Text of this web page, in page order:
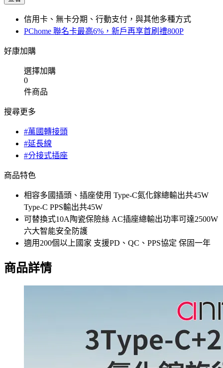
信用卡、無卡分期、行動支付，與其他多種方式
PChome 聯名卡最高6%，新戶再享首刷禮800P
好康加購
選擇加購
0
件商品
搜尋更多
#萬國轉接頭
#延長線
#分接式插座
商品特色
相容多國插頭、插座使用 Type-C氮化鎵總輸出共45W
Type-C PPS輸出共45W
可替換式10A陶瓷保險絲 AC插座總輸出功率可達2500W
六大智能安全防護
適用200個以上國家 支援PD、QC、PPS協定 保固一年
商品詳情